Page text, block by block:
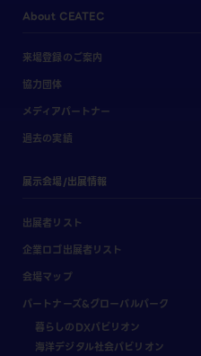
About CEATEC
来場登録のご案内
協力団体
メディアパートナー
過去の実績
展示会場/出展情報
出展者リスト
企業ロゴ出展者リスト
会場マップ
パートナーズ&グローバルパーク
暮らしのDXパビリオン
海洋デジタル社会パビリオン